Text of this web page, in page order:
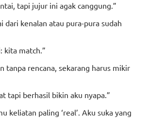
tapi jujur ini agak canggung.”
dari kenalan atau pura-pura sudah
kita match.”
tanpa rencana, sekarang harus mikir
tapi berhasil bikin aku nyapa.”
keliatan paling ‘real’. Aku suka yang